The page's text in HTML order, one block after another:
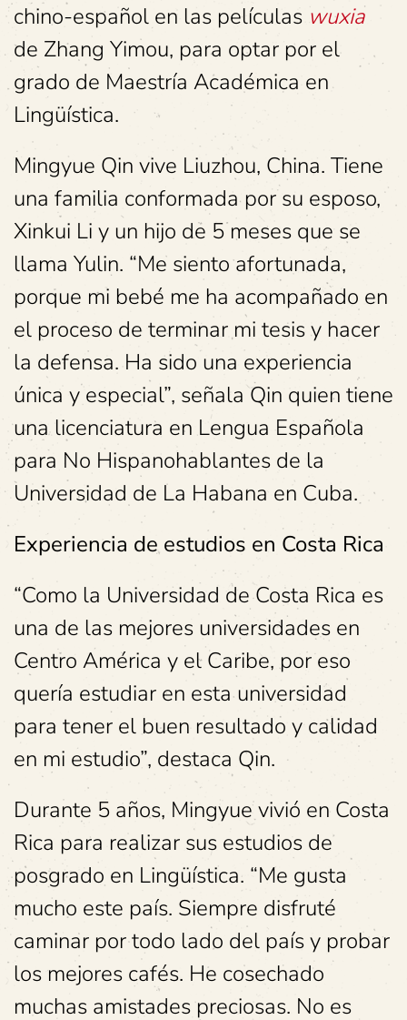
chino-español en las películas wuxia
de Zhang Yimou, para optar por el
grado de Maestría Académica en
Lingüística.
Mingyue Qin vive Liuzhou, China. Tiene
una familia conformada por su esposo,
Xinkui Li y un hijo de 5 meses que se
llama Yulin. “Me siento afortunada,
porque mi bebé me ha acompañado en
el proceso de terminar mi tesis y hacer
la defensa. Ha sido una experiencia
única y especial”, señala Qin quien tiene
una licenciatura en Lengua Española
para No Hispanohablantes de la
Universidad de La Habana en Cuba.
Experiencia de estudios en Costa Rica
“Como la Universidad de Costa Rica es
una de las mejores universidades en
Centro América y el Caribe, por eso
quería estudiar en esta universidad
para tener el buen resultado y calidad
en mi estudio”, destaca Qin.
Durante 5 años, Mingyue vivió en Costa
Rica para realizar sus estudios de
posgrado en Lingüística. “Me gusta
mucho este país. Siempre disfruté
caminar por todo lado del país y probar
los mejores cafés. He cosechado
muchas amistades preciosas. No es